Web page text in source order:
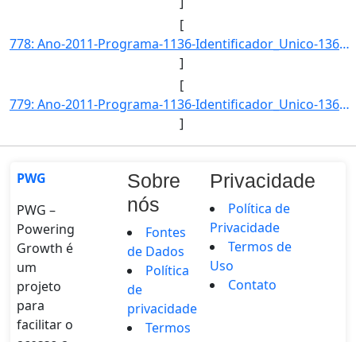
[
778: Ano-2011-Programa-1136-Identificador_Unico-1360-Descricao-Taxa_de_Municipios_com_Planos_Diretores_Ap]
]
[
779: Ano-2011-Programa-1136-Identificador_Unico-1361-Descricao-Taxa_de_Municipios_com_Cadastros_Imobiliar]
]
PWG
PWG –
Powering
Growth é
um
projeto
para
facilitar o
Sobre
nós
Fontes
de Dados
Política
de
privacidade
Termos
Privacidade
Política de
Privacidade
Termos de
Uso
Contato